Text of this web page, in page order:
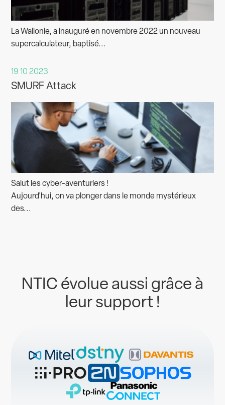
La Wallonie, a inauguré en novembre 2022 un nouveau
supercalculateur, baptisé...
19 10 2023
SMURF Attack
Salut les cyber-aventuriers !
Aujourd'hui, on va plonger dans le monde mystérieux
des...
NTIC évolue aussi grâce à
leur support !